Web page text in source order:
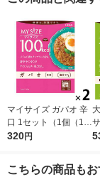
マイサイズ ガパオ 辛
口 1セット（1個（10
0g）×2） 100kcal
320円
個 カロリー
こちらの商品も